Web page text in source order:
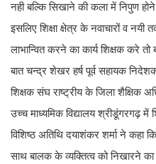
नही बल्कि सिखाने की कला में निपुण होने
इसलिए शिक्षा क्षेत्र के नवाचारों व नयी
लाभान्वित करने का कार्य शिक्षक करे
बात चन्द्र शेखर हर्ष पूर्व सहायक
शिक्षक संघ राष्ट्रीय के जिला शैक्षिक
उच्च माध्यमिक विद्यालय श्रीडूंगरगढ़ में
विशिष्ठ अतिथि दयाशंकर शर्मा ने कहा
साथ बालक के व्यक्तित्व को निखारने का